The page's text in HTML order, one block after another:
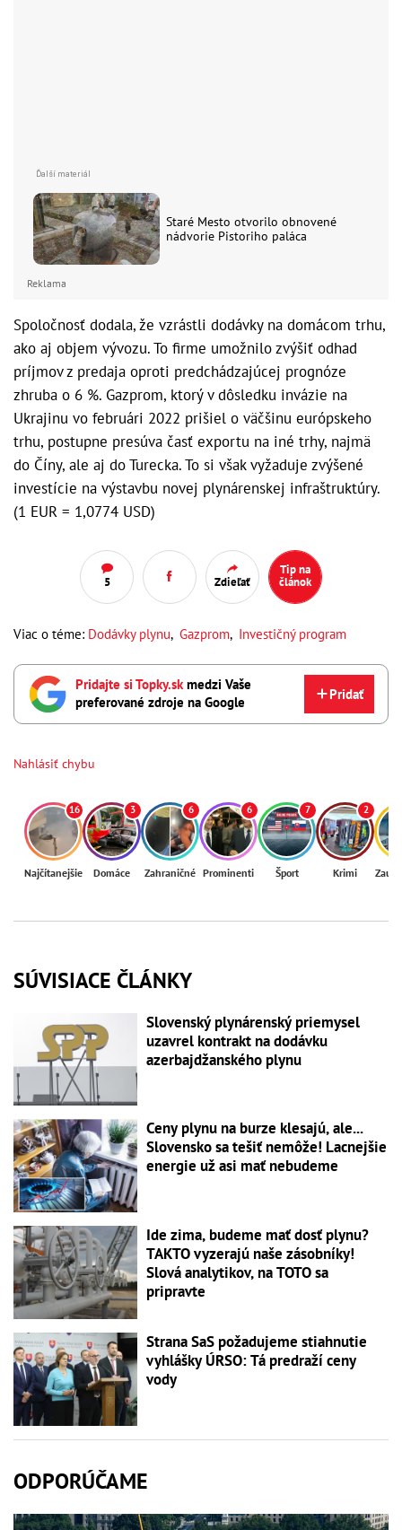
Staré Mesto otvorilo obnovené
nádvorie Pistoriho paláca
Reklama
Spoločnosť dodala, že vzrástli dodávky na domácom trhu,
ako aj objem vývozu. To firme umožnilo zvýšiť odhad
príjmov z predaja oproti predchádzajúcej prognóze
zhruba o 6 %. Gazprom, ktorý v dôsledku invázie na
Ukrajinu vo februári 2022 prišiel o väčšinu európskeho
trhu, postupne presúva časť exportu na iné trhy, najmä
do Číny, ale aj do Turecka. To si však vyžaduje zvýšené
investície na výstavbu novej plynárenskej infraštruktúry.
(1 EUR = 1,0774 USD)
5 Zdieľať
Tip na
článok
Viac o téme: Dodávky plynu, Gazprom, Investičný program
Pridajte si Topky.skmedzi Vaše
preferované zdroje na Google
Pridať
Nahlásiť chybu
16
Najčítanejšie
3
Domáce
6
Zahraničné
6
Prominenti
7
Šport
2
Krimi
SÚVISIACE ČLÁNKY
Slovenský plynárenský priemysel
uzavrel kontrakt na dodávku
azerbajdžanského plynu
Ceny plynu na burze klesajú, ale...
Slovensko sa tešiť nemôže! Lacnejšie
energie už asi mať nebudeme
Ide zima, budeme mať dosť plynu?
TAKTO vyzerajú naše zásobníky!
Slová analytikov, na TOTO sa
pripravte
Strana SaS požadujeme stiahnutie
vyhlášky ÚRSO: Tá predraží ceny
vody
ODPORÚČAME